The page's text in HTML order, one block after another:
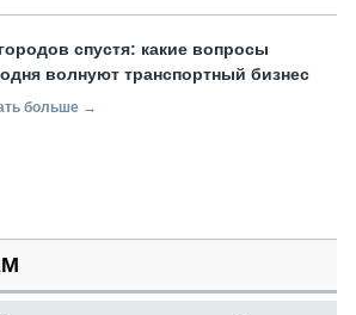
спустя: какие вопросы
волнуют транспортный бизнес
больше →